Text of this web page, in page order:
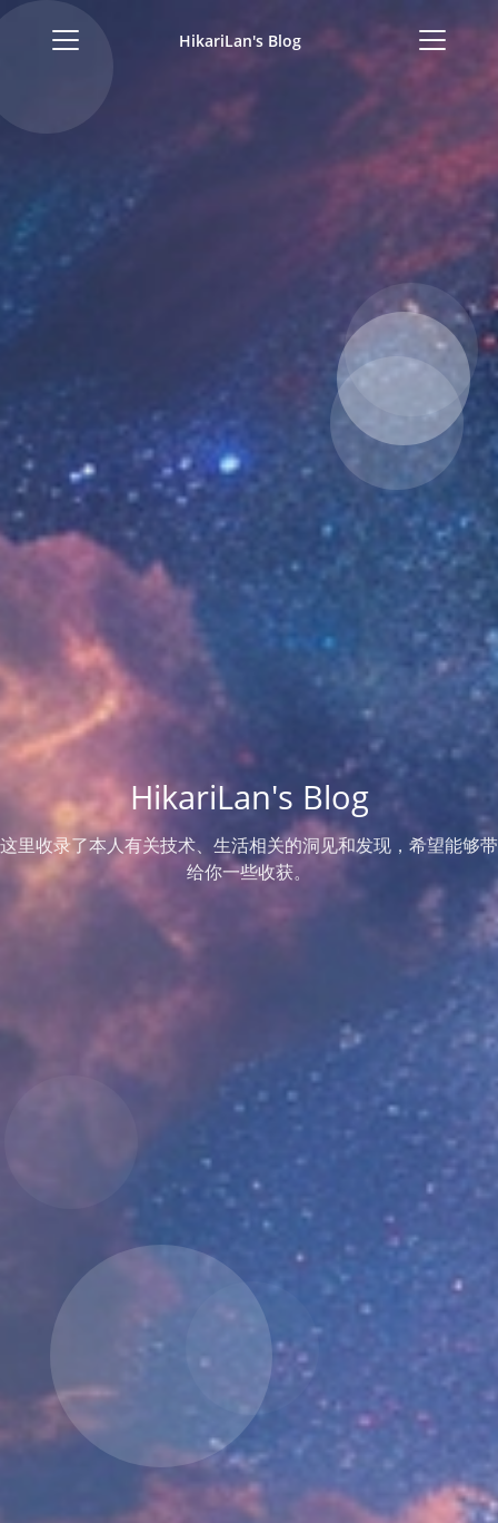
HikariLan's Blog
HikariLan's Blog
这里收录了本人有关技术、生活相关的洞见和发现，希望能够带
给你一些收获。